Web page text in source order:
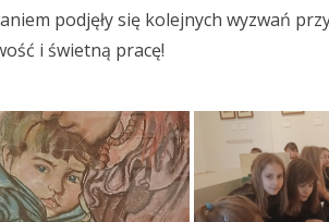
podjęły się kolejnych wyzwań
i świetną pracę!